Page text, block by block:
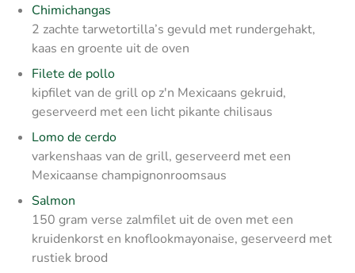
Chimichangas
2 zachte tarwetortilla’s gevuld met rundergehakt,
kaas en groente uit de oven
Filete de pollo
kipfilet van de grill op z'n Mexicaans gekruid,
geserveerd met een licht pikante chilisaus
Lomo de cerdo
varkenshaas van de grill, geserveerd met een
Mexicaanse champignonroomsaus
Salmon
150 gram verse zalmfilet uit de oven met een
kruidenkorst en knoflookmayonaise, geserveerd met
rustiek brood